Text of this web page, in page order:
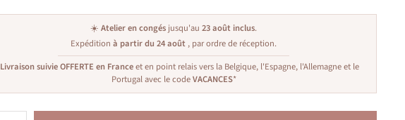
☀️ Atelier en congés jusqu'au 23 août inclus.
Expédition à partir du 24 août , par ordre de réception.
Livraison suivie OFFERTE en Franceet en point relais vers la Belgique, l'Espagne, l'Allemagne et le
Portugal avec le codeVACANCES*